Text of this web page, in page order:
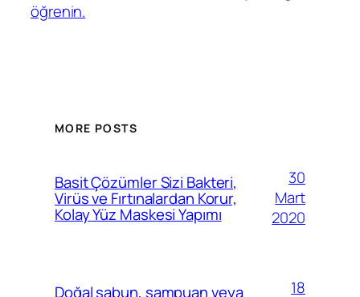
öğrenin.
MORE POSTS
Basit Çözümler Sizi Bakteri,
Virüs ve Fırtınalardan Korur,
Kolay Yüz Maskesi Yapımı
30
Mart
2020
Doğal sabun, şampuan veya
18